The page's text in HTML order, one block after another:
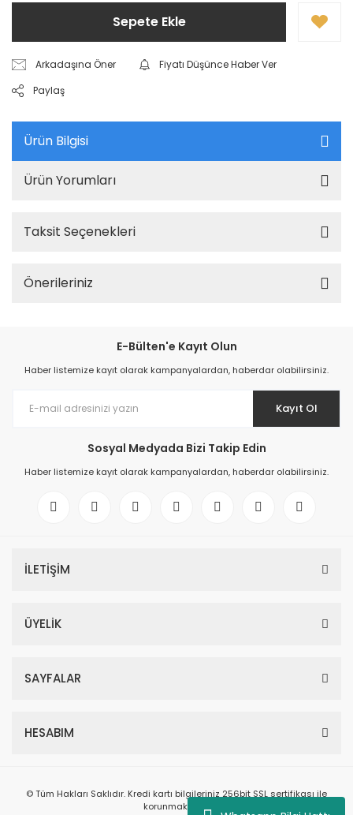
Sepete Ekle
Arkadaşına Öner
Fiyatı Düşünce Haber Ver
Paylaş
Ürün Bilgisi
Ürün Yorumları
Taksit Seçenekleri
Önerileriniz
E-Bülten'e Kayıt Olun
Haber listemize kayıt olarak kampanyalardan, haberdar olabilirsiniz.
Kayıt Ol
Sosyal Medyada Bizi Takip Edin
Haber listemize kayıt olarak kampanyalardan, haberdar olabilirsiniz.
İLETİŞİM
ÜYELİK
SAYFALAR
HESABIM
© Tüm Hakları Saklıdır. Kredi kartı bilgileriniz 256bit SSL sertifikası ile
korunmaktadır.